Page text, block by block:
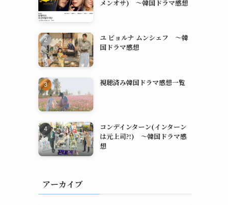
メンオサ) ～韓国ドラマ感想
ユ ビョルナ ムンシェフ ～韓
国ドラマ感想
視聴済み韓国ドラマ感想一覧
コンデインターン(インターン
は元上司?!) ～韓国ドラマ感
想
アーカイブ